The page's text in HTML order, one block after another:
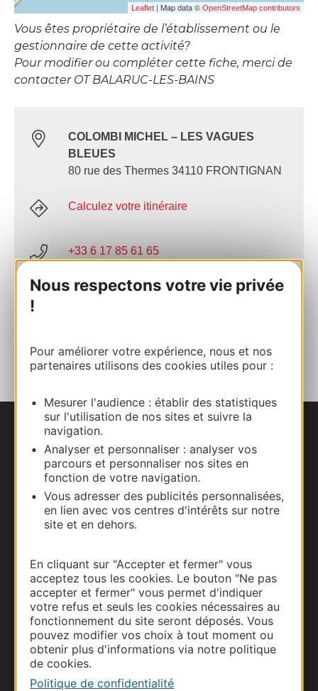
Nous respectons votre vie privée
!
Pour améliorer votre expérience, nous et nos
partenaires utilisons des cookies utiles pour :
Mesurer l'audience : établir des statistiques
sur l'utilisation de nos sites et suivre la
navigation.
Analyser et personnaliser : analyser vos
parcours et personnaliser nos sites en
fonction de votre navigation.
Vous adresser des publicités personnalisées,
en lien avec vos centres d'intérêts sur notre
site et en dehors.
En cliquant sur "Accepter et fermer" vous
acceptez tous les cookies. Le bouton "Ne pas
accepter et fermer" vous permet d'indiquer
votre refus et seuls les cookies nécessaires au
fonctionnement du site seront déposés. Vous
pouvez modifier vos choix à tout moment ou
obtenir plus d'informations via notre politique
de cookies.
Politique de confidentialité
Leaflet | Map data © OpenStreetMap contributors
Vous êtes propriétaire de l’établissement ou le
gestionnaire de cette activité?
Pour modifier ou compléter cette fiche, merci de
contacter OT BALARUC-LES-BAINS
COLOMBI MICHEL – LES VAGUES
BLEUES
80 rue des Thermes 34110 FRONTIGNAN
Calculez votre itinéraire
+33 6 17 85 61 65
E-mail
AU CARNET
Nous contacter
Carte interactive
Documentation
Thermalisme